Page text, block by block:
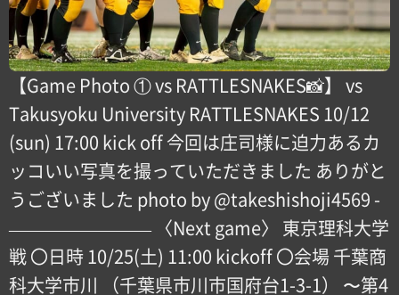
【Game Photo ① vs RATTLESNAKES📸】 vs
Takusyoku University RATTLESNAKES 10/12
(sun) 17:00 kick off 今回は庄司様に迫力あるカ
ッコいい写真を撮っていただきました ありがと
うございました️ photo by @takeshishoji4569 -
———————— 〈Next game〉 東京理科大学
戦 〇日時 10/25(土) 11:00 kickoff 〇会場 千葉商
科大学市川 （千葉県市川市国府台1-3-1） 〜第4